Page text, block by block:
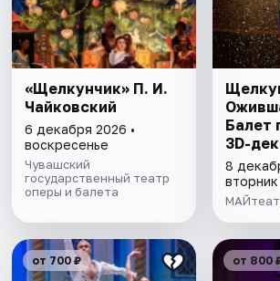
«Щелкунчик» П. И.
Чайковский
6 декабря 2026 •
воскресенье
Чувашский
государственный театр
оперы и балета
Балет
3D-
8
вторник
от 700 ₽ от 800